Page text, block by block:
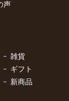
声
雑貨
ギフト
新商品